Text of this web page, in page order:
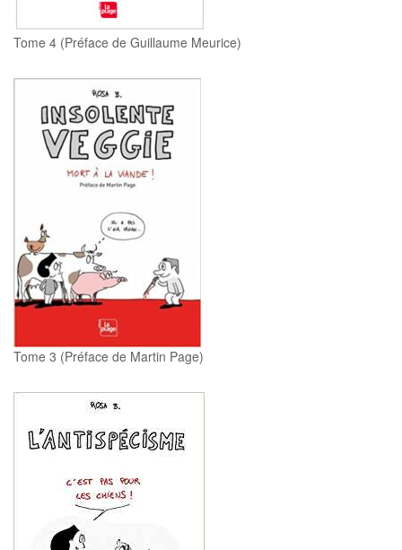
Tome 4 (Préface de Guillaume Meurice)
Tome 3 (Préface de Martin Page)